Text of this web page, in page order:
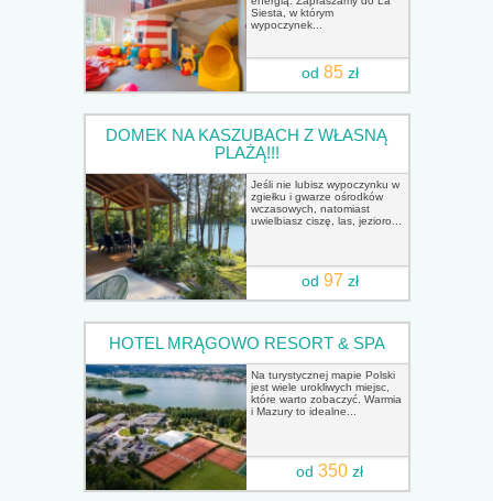
Siesta, w którym
wypoczynek...
od 85zł
DOMEK NA KASZUBACH Z WŁASNĄ
PLAŻĄ!!!
Jeśli nie lubisz wypoczynku w
zgiełku i gwarze ośrodków
wczasowych, natomiast
uwielbiasz ciszę, las, jezioro...
od 97 zł
HOTEL MRĄGOWO RESORT & SPA
Na turystycznej mapie Polski
jest wiele urokliwych miejsc,
które warto zobaczyć. Warmia
i Mazury to idealne...
od350 zł